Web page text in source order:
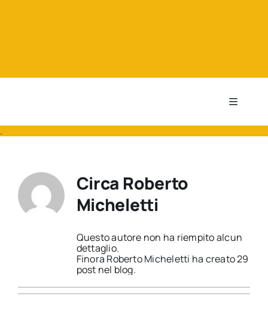
Toggle
Notizie
Annunci di lavoro
Direzione lavoro
.
Circa Roberto
Micheletti
Questo autore non ha riempito alcun
dettaglio.
Finora Roberto Micheletti ha creato 29
post nel blog.